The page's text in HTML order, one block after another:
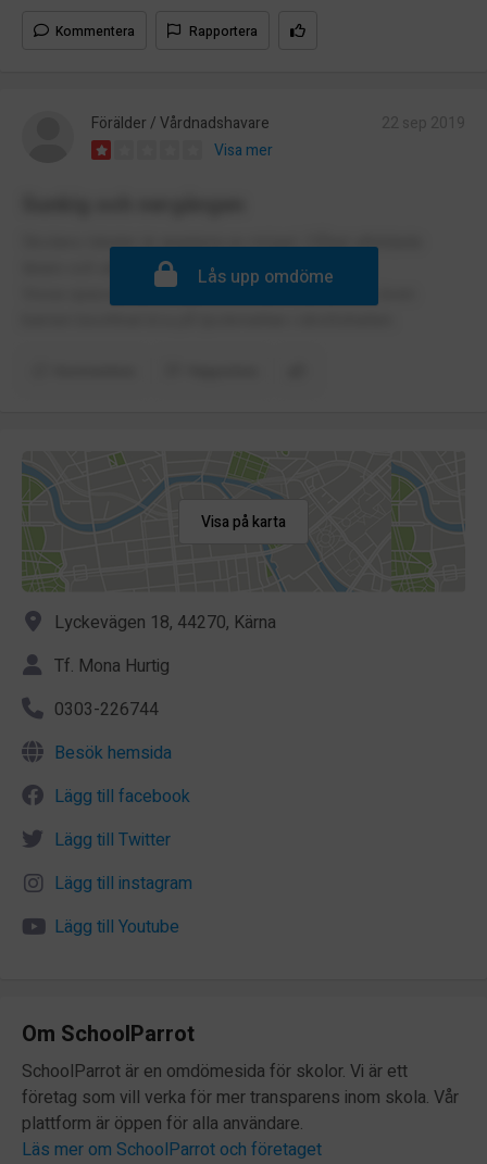
Kommentera Rapportera
Förälder / Vårdnadshavare
Visa mer
Skolans lokaler är angripna av mögel. Dåligt utbildade
lärare och allmänt kaotiska skola.
Vissa opassande relationer mellan lärarna som även
Lås upp omdöme
Visa på karta
Lyckevägen 18, 44270, Kärna
Tf. Mona Hurtig
0303-226744
Besök hemsida
Lägg till facebook
Lägg till Twitter
Lägg till instagram
Lägg till Youtube
Om SchoolParrot
SchoolParrot är en omdömesida för skolor. Vi är ett
företag som vill verka för mer transparens inom skola. Vår
plattform är öppen för alla användare.
Läs mer om SchoolParrot och företaget